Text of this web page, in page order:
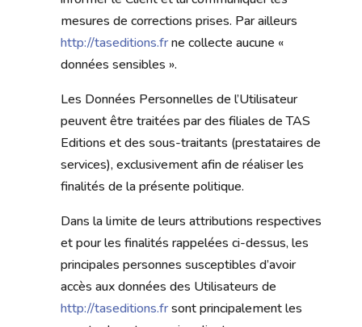
mesures de corrections prises. Par ailleurs
http://taseditions.frne collecte aucune «
données sensibles ».
Les Données Personnelles de l’Utilisateur
peuvent être traitées par des filiales de TAS
Editions et des sous-traitants (prestataires de
services), exclusivement afin de réaliser les
finalités de la présente politique.
Dans la limite de leurs attributions respectives
et pour les finalités rappelées ci-dessus, les
principales personnes susceptibles d’avoir
accès aux données des Utilisateurs de
http://taseditions.frsont principalement les